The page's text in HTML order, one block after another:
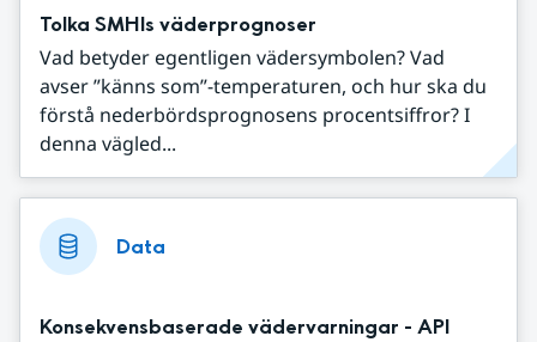
Tolka SMHIs väderprognoser
Vad betyder egentligen vädersymbolen? Vad
avser ”känns som”-temperaturen, och hur ska du
förstå nederbördsprognosens procentsiffror? I
denna vägled...
Data
Konsekvensbaserade vädervarningar - API